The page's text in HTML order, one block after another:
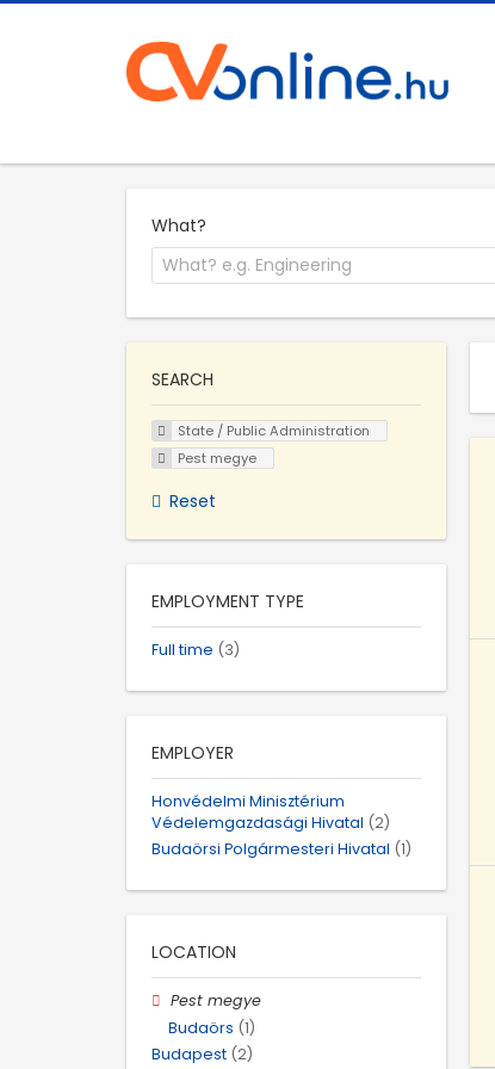
What?
SEARCH
State / Public Administration
Pest megye
Reset
EMPLOYMENT TYPE
Full time (3)
EMPLOYER
Honvédelmi Minisztérium
Védelemgazdasági Hivatal (2)
Budaörsi Polgármesteri Hivatal (1)
LOCATION
Pest megye
Budaörs (1)
Budapest (2)